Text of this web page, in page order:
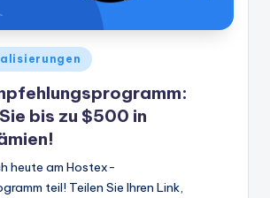
bis zu $500 in
heute am Hostex-
teil! Teilen Sie Ihren Link,